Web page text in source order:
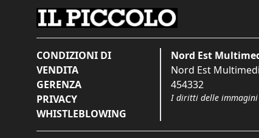
CONDIZIONI DI
VENDITA
GERENZA
PRIVACY
WHISTLEBLOWING
Nord Est
Nord Est
454332
I diritti delle immagini